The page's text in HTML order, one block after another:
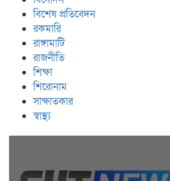
বিশেষ প্রতিবেদন
রকমারি
রাঙ্গামাটি
রাজনীতি
শিক্ষা
শিরোনাম
সাক্ষাতকার
স্বাস্থ্য